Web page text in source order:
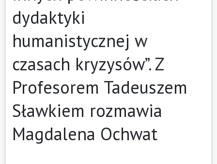
dydaktyki
humanistycznej w
czasach kryzysów”. Z
Profesorem Tadeuszem
Sławkiem rozmawia
Magdalena Ochwat